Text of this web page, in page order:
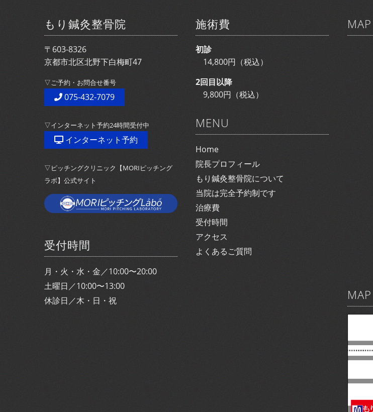
もり鍼灸整骨院
〒603-8326
京都市北区北野下白梅町47
▽ご予約・お問合せ番号
075-432-7079
▽インターネット予約24時間受付中
インターネット予約
▽ピッチングクリニック【MORIピッチング
ラボ】公式サイト
受付時間
月・火・水・金／10:00〜20:00
土曜日／10:00〜13:00
休診日／木・日・祝
施術費
初診
14,800円（税込）
2回目以降
9,800円（税込）
MENU
Home
院長プロフィール
もり鍼灸整骨院について
当院は完全予約制です
治療費
受付時間
アクセス
よくあるご質問
MAP
MAP